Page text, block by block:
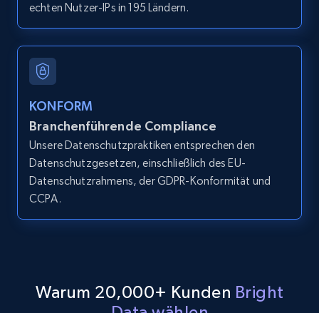
URL, ID, User id, Use url, Title, Headline, Post
text, Date posted, and more.
11.3K+
LinkedIn posts - Discover user's articles by
URL
echten Nutzer-IPs in 195 Ländern.
KONFORM
Branchenführende Compliance
Unsere Datenschutzpraktiken entsprechen den
Datenschutzgesetzen, einschließlich des EU-
Datenschutzrahmens, der GDPR-Konformität und
CCPA.
Warum 20,000+ Kunden Bright